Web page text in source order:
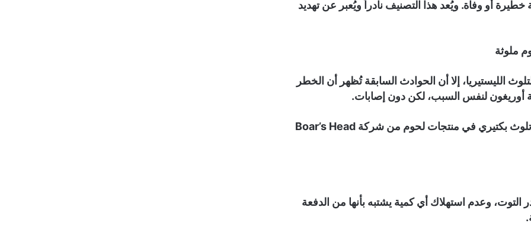
أو وفاة. ويُعد هذا التصنيف نادراً ويُعبر عن تهديد
الليستيريا، إلا أن الحوادث السابقة تُظهر أن الخطر
أما الحادث الأبرز فوقع العام الماضي، عندما تسبب تلوث بكتيري في منتجات لحوم من شركة Boar’s Head
وعدم استهلاك أي كمية يشتبه بأنها من الدفعة